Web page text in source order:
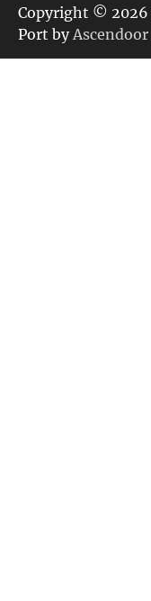
リ
ー
Copyright © 2026
Port by Ascendoor